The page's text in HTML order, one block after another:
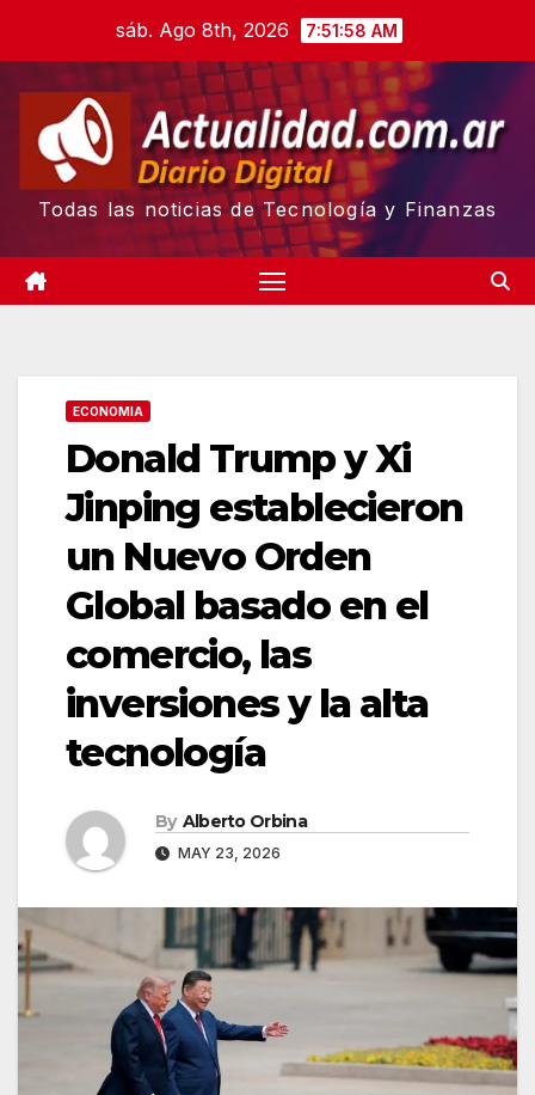
content
sáb. Ago 8th, 2026 7:51:59 AM
Todas las noticias de Tecnología y Finanzas
ECONOMIA
Donald Trump y Xi
Jinping establecieron
un Nuevo Orden
Global basado en el
comercio, las
inversiones y la alta
tecnología
By Alberto Orbina
MAY 23, 2026